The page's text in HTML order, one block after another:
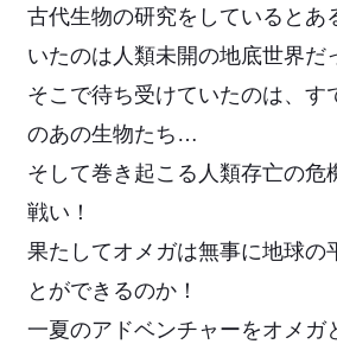
古代生物の研究をしているとあ
いたのは人類未開の地底世界だ
そこで待ち受けていたのは、す
のあの生物たち…
そして巻き起こる人類存亡の危
戦い！
果たしてオメガは無事に地球の
とができるのか！
一夏のアドベンチャーをオメガ